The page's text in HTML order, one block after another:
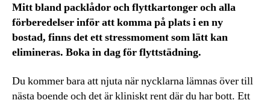
Mitt bland packlådor och flyttkartonger och alla
förberedelser inför att komma på plats i en ny
bostad, finns det ett stressmoment som lätt kan
elimineras. Boka in dag för flyttstädning.
Du kommer bara att njuta när nycklarna lämnas över till
nästa boende och det är kliniskt rent där du har bott. Ett